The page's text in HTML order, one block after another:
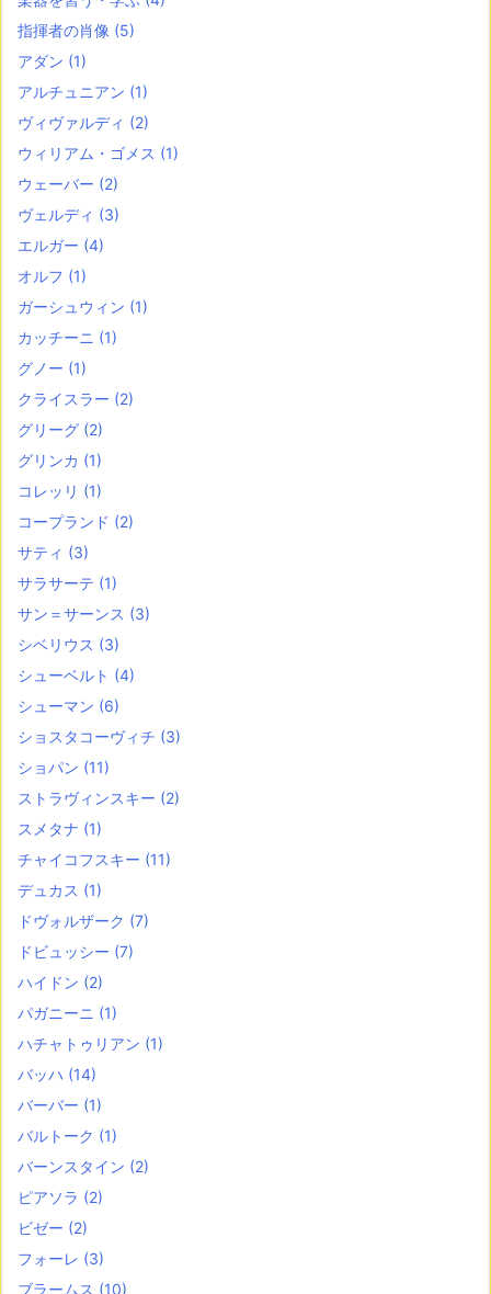
指揮者の肖像 (5)
アダン (1)
アルチュニアン (1)
ヴィヴァルディ (2)
ウィリアム・ゴメス (1)
ウェーバー (2)
ヴェルディ (3)
エルガー (4)
オルフ (1)
ガーシュウィン (1)
カッチーニ (1)
グノー (1)
クライスラー (2)
グリーグ (2)
グリンカ (1)
コレッリ (1)
コープランド (2)
サティ (3)
サラサーテ (1)
サン＝サーンス (3)
シベリウス (3)
シューベルト (4)
シューマン (6)
ショスタコーヴィチ (3)
ショパン (11)
ストラヴィンスキー (2)
スメタナ (1)
チャイコフスキー (11)
デュカス (1)
ドヴォルザーク (7)
ドビュッシー (7)
ハイドン (2)
パガニーニ (1)
ハチャトゥリアン (1)
バッハ (14)
バーバー (1)
バルトーク (1)
バーンスタイン (2)
ピアソラ (2)
ビゼー (2)
フォーレ (3)
ブラームス (10)